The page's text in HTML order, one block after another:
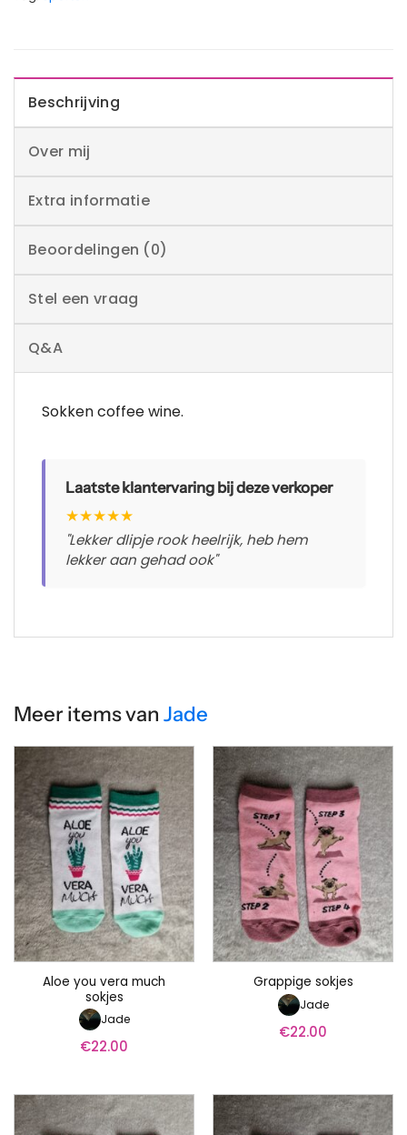
Beschrijving
Over mij
Extra informatie
Beoordelingen (0)
Stel een vraag
Q&A
Sokken coffee wine.
Laatste klantervaring bij deze verkoper
★★★★★
"Lekker dlipje rook heelrijk, heb hem
lekker aan gehad ook"
Meer items van Jade
Aloe you vera much
sokjes
Jade
€22.00
Grappige sokjes
Jade
€22.00